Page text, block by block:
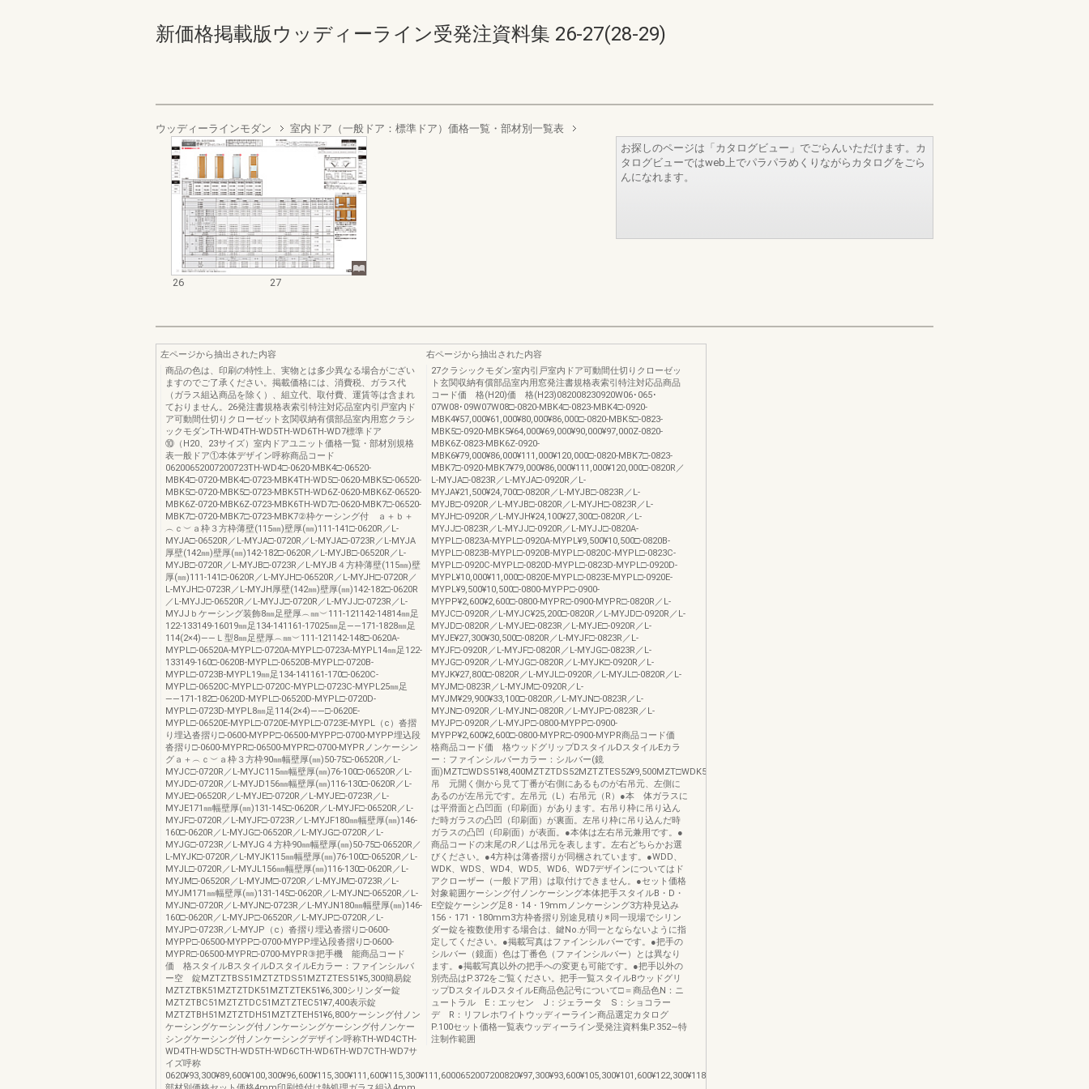
新価格掲載版ウッディーライン受発注資料集 26-27(28-29)
ウッディーラインモダン 室内ドア（一般ドア：標準ドア）価格一覧・部材別一覧表
26 27
お探しのページは「カタログビュー」でごらんいただけます。カ
タログビューではweb上でパラパラめくりながらカタログをごら
んになれます。
左ページから抽出された内容
商品の色は、印刷の特性上、実物とは多少異なる場合がござい
ますのでご了承ください。掲載価格には、消費税、ガラス代
（ガラス組込商品を除く）、組立代、取付費、運賃等は含まれ
ておりません。26発注書規格表索引特注対応品室内引戸室内ド
ア可動間仕切りクローゼット玄関収納有償部品室内用窓クラシ
ックモダンTH-WD4TH-WD5TH-WD6TH-WD7標準ドア
⑩（H20、23サイズ）室内ドアユニット価格一覧・部材別規格
表一般ドア①本体デザイン呼称商品コード
06200652007200723TH-WD4□-0620-MBK4□-06520-
MBK4□-0720-MBK4□-0723-MBK4TH-WD5□-0620-MBK5□-06520-
MBK5□-0720-MBK5□-0723-MBK5TH-WD6Z-0620-MBK6Z-06520-
MBK6Z-0720-MBK6Z-0723-MBK6TH-WD7□-0620-MBK7□-06520-
MBK7□-0720-MBK7□-0723-MBK7②枠ケーシング付 ａ＋ｂ＋
︵ｃ︶ａ枠３方枠薄壁(115㎜)壁厚(㎜)111-141□-0620R／L-
MYJA□-06520R／L-MYJA□-0720R／L-MYJA□-0723R／L-MYJA
厚壁(142㎜)壁厚(㎜)142-182□-0620R／L-MYJB□-06520R／L-
MYJB□-0720R／L-MYJB□-0723R／L-MYJB４方枠薄壁(115㎜)壁
厚(㎜)111-141□-0620R／L-MYJH□-06520R／L-MYJH□-0720R／
L-MYJH□-0723R／L-MYJH厚壁(142㎜)壁厚(㎜)142-182□-0620R
／L-MYJJ□-06520R／L-MYJJ□-0720R／L-MYJJ□-0723R／L-
MYJJｂケーシング装飾8㎜足壁厚︵㎜︶111-121142-14814㎜足
122-133149-16019㎜足134-141161-17025㎜足――171-1828㎜足
114(2×4)――Ｌ型8㎜足壁厚︵㎜︶111-121142-148□-0620A-
MYPL□-06520A-MYPL□-0720A-MYPL□-0723A-MYPL14㎜足122-
133149-160□-0620B-MYPL□-06520B-MYPL□-0720B-
MYPL□-0723B-MYPL19㎜足134-141161-170□-0620C-
MYPL□-06520C-MYPL□-0720C-MYPL□-0723C-MYPL25㎜足
――171-182□-0620D-MYPL□-06520D-MYPL□-0720D-
MYPL□-0723D-MYPL8㎜足114(2×4)――□-0620E-
MYPL□-06520E-MYPL□-0720E-MYPL□-0723E-MYPL（c）沓摺
り埋込沓摺り□-0600-MYPP□-06500-MYPP□-0700-MYPP埋込段
沓摺り□-0600-MYPR□-06500-MYPR□-0700-MYPRノンケーシン
グａ＋︵ｃ︶ａ枠３方枠90㎜幅壁厚(㎜)50-75□-06520R／L-
MYJC□-0720R／L-MYJC115㎜幅壁厚(㎜)76-100□-06520R／L-
MYJD□-0720R／L-MYJD156㎜幅壁厚(㎜)116-130□-0620R／L-
MYJE□-06520R／L-MYJE□-0720R／L-MYJE□-0723R／L-
MYJE171㎜幅壁厚(㎜)131-145□-0620R／L-MYJF□-06520R／L-
MYJF□-0720R／L-MYJF□-0723R／L-MYJF180㎜幅壁厚(㎜)146-
160□-0620R／L-MYJG□-06520R／L-MYJG□-0720R／L-
MYJG□-0723R／L-MYJG４方枠90㎜幅壁厚(㎜)50-75□-06520R／
L-MYJK□-0720R／L-MYJK115㎜幅壁厚(㎜)76-100□-06520R／L-
MYJL□-0720R／L-MYJL156㎜幅壁厚(㎜)116-130□-0620R／L-
MYJM□-06520R／L-MYJM□-0720R／L-MYJM□-0723R／L-
MYJM171㎜幅壁厚(㎜)131-145□-0620R／L-MYJN□-06520R／L-
MYJN□-0720R／L-MYJN□-0723R／L-MYJN180㎜幅壁厚(㎜)146-
160□-0620R／L-MYJP□-06520R／L-MYJP□-0720R／L-
MYJP□-0723R／L-MYJP（c）沓摺り埋込沓摺り□-0600-
MYPP□-06500-MYPP□-0700-MYPP埋込段沓摺り□-0600-
MYPR□-06500-MYPR□-0700-MYPR③把手機 能商品コード
価 格スタイルBスタイルDスタイルEカラー：ファインシルバ
ー空 錠MZTZTBS51MZTZTDS51MZTZTES51¥5,300簡易錠
MZTZTBK51MZTZTDK51MZTZTEK51¥6,300シリンダー錠
MZTZTBC51MZTZTDC51MZTZTEC51¥7,400表示錠
MZTZTBH51MZTZTDH51MZTZTEH51¥6,800ケーシング付ノン
ケーシングケーシング付ノンケーシングケーシング付ノンケー
シングケーシング付ノンケーシングデザイン呼称TH-WD4CTH-
WD4TH-WD5CTH-WD5TH-WD6CTH-WD6TH-WD7CTH-WD7サ
イズ呼称
右ページから抽出された内容
27クラシックモダン室内引戸室内ドア可動間仕切りクローゼッ
ト玄関収納有償部品室内用窓発注書規格表索引特注対応品商品
コード価 格(H20)価 格(H23)082008230920W06･065･
07W08･09W07W08□-0820-MBK4□-0823-MBK4□-0920-
MBK4¥57,000¥61,000¥80,000¥86,000□-0820-MBK5□-0823-
MBK5□-0920-MBK5¥64,000¥69,000¥90,000¥97,000Z-0820-
MBK6Z-0823-MBK6Z-0920-
MBK6¥79,000¥86,000¥111,000¥120,000□-0820-MBK7□-0823-
MBK7□-0920-MBK7¥79,000¥86,000¥111,000¥120,000□-0820R／
L-MYJA□-0823R／L-MYJA□-0920R／L-
MYJA¥21,500¥24,700□-0820R／L-MYJB□-0823R／L-
MYJB□-0920R／L-MYJB□-0820R／L-MYJH□-0823R／L-
MYJH□-0920R／L-MYJH¥24,100¥27,300□-0820R／L-
MYJJ□-0823R／L-MYJJ□-0920R／L-MYJJ□-0820A-
MYPL□-0823A-MYPL□-0920A-MYPL¥9,500¥10,500□-0820B-
MYPL□-0823B-MYPL□-0920B-MYPL□-0820C-MYPL□-0823C-
MYPL□-0920C-MYPL□-0820D-MYPL□-0823D-MYPL□-0920D-
MYPL¥10,000¥11,000□-0820E-MYPL□-0823E-MYPL□-0920E-
MYPL¥9,500¥10,500□-0800-MYPP□-0900-
MYPP¥2,600¥2,600□-0800-MYPR□-0900-MYPR□-0820R／L-
MYJC□-0920R／L-MYJC¥25,200□-0820R／L-MYJD□-0920R／L-
MYJD□-0820R／L-MYJE□-0823R／L-MYJE□-0920R／L-
MYJE¥27,300¥30,500□-0820R／L-MYJF□-0823R／L-
MYJF□-0920R／L-MYJF□-0820R／L-MYJG□-0823R／L-
MYJG□-0920R／L-MYJG□-0820R／L-MYJK□-0920R／L-
MYJK¥27,800□-0820R／L-MYJL□-0920R／L-MYJL□-0820R／L-
MYJM□-0823R／L-MYJM□-0920R／L-
MYJM¥29,900¥33,100□-0820R／L-MYJN□-0823R／L-
MYJN□-0920R／L-MYJN□-0820R／L-MYJP□-0823R／L-
MYJP□-0920R／L-MYJP□-0800-MYPP□-0900-
MYPP¥2,600¥2,600□-0800-MYPR□-0900-MYPR商品コード価
格商品コード価 格ウッドグリップDスタイルDスタイルEカラ
ー：ファインシルバーカラー：シルバー(鏡
面
吊 元開く側から見て丁番が右側にあるものが右吊元、左側に
あるのが左吊元です。左吊元（L）右吊元（R）●本 体ガラスに
は平滑面と凸凹面（印刷面）があります。右吊り枠に吊り込ん
だ時ガラスの凸凹（印刷面）が裏面。左吊り枠に吊り込んだ時
ガラスの凸凹（印刷面）が表面。●本体は左右吊元兼用です。●
商品コードの末尾のR／Lは吊元を表します。左右どちらかお選
びください。●4方枠は薄沓摺りが同梱されています。●WDD、
WDK、WDS、WD4、WD5、WD6、WD7デザインについてはド
アクローザー（一般ドア用）は取付けできません。●セット価格
対象範囲ケーシング付ノンケーシング本体把手スタイルB・D・
E空錠ケーシング足8・14・19mmノンケーシング3方枠見込み
156・171・180mm3方枠沓摺り別途見積り※同一現場でシリン
ダー錠を複数使用する場合は、鍵No.が同一とならないように指
定してください。●掲載写真はファインシルバーです。●把手の
シルバー（鏡面）色は丁番色（ファインシルバー）とは異なり
ます。●掲載写真以外の把手への変更も可能です。●把手以外の
別売品はP.372をご覧ください。把手一覧スタイルBウッドグリ
ップDスタイルDスタイルE商品色記号について□＝商品色N：ニ
ュートラル E：エッセン J：ジェラータ S：ショコラー
デ R：リフレホワイトウッディーライン商品選定カタログ
P.100セット価格一覧表ウッディーライン受発注資料集P.352∼特
注制作範囲